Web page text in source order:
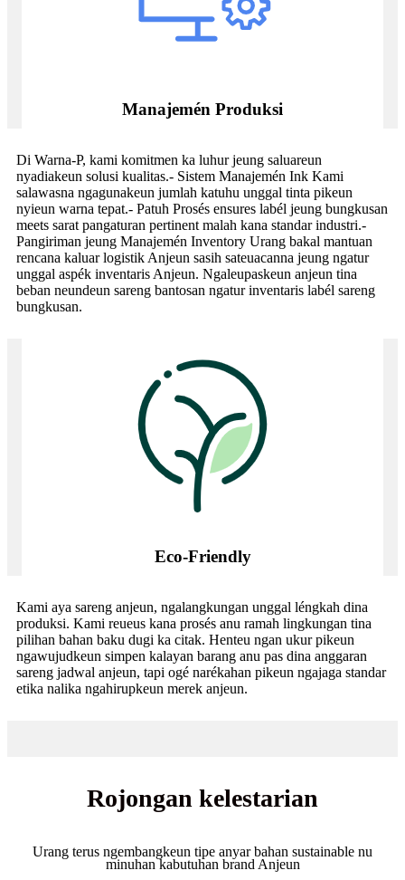
Manajemén Produksi
Di Warna-P, kami komitmen ka luhur jeung saluareun
nyadiakeun solusi kualitas.- Sistem Manajemén Ink Kami
salawasna ngagunakeun jumlah katuhu unggal tinta pikeun
nyieun warna tepat.- Patuh Prosés ensures labél jeung bungkusan
meets sarat pangaturan pertinent malah kana standar industri.-
Pangiriman jeung Manajemén Inventory Urang bakal mantuan
rencana kaluar logistik Anjeun sasih sateuacanna jeung ngatur
unggal aspék inventaris Anjeun. Ngaleupaskeun anjeun tina
beban neundeun sareng bantosan ngatur inventaris labél sareng
bungkusan.
Eco-Friendly
Kami aya sareng anjeun, ngalangkungan unggal léngkah dina
produksi. Kami reueus kana prosés anu ramah lingkungan tina
pilihan bahan baku dugi ka citak. Henteu ngan ukur pikeun
ngawujudkeun simpen kalayan barang anu pas dina anggaran
sareng jadwal anjeun, tapi ogé narékahan pikeun ngajaga standar
etika nalika ngahirupkeun merek anjeun.
Rojongan kelestarian
Urang terus ngembangkeun tipe anyar bahan sustainable nu
minuhan kabutuhan brand Anjeun